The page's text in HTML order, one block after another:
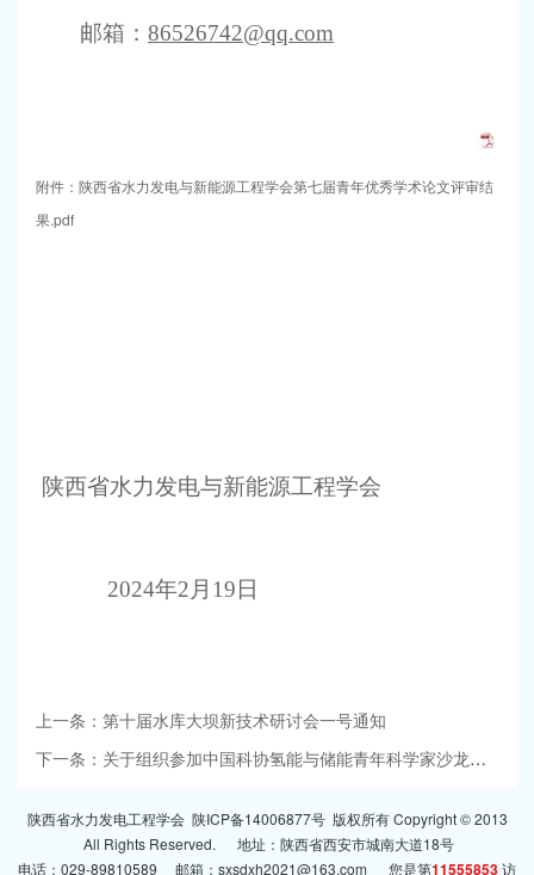
邮箱： 86526742@qq.com
附件：陕西省水力发电与新能源工程学会第七届青年优秀学术论文评审结
果.pdf
陕西省水力发电与新能源工程学会
2024年2 月 19 日
上一条：第十届水库大坝新技术研讨会一号通知
下一条：关于组织参加中国科协氢能与储能青年科学家沙龙的通知
陕西省水力发电工程学会 陕ICP备14006877号版权所有 Copyright © 2013
All Rights Reserved. 地址：陕西省西安市城南大道18号
电话：029-89810589 邮箱：sxsdxh2021@163.com 您是第11555853访